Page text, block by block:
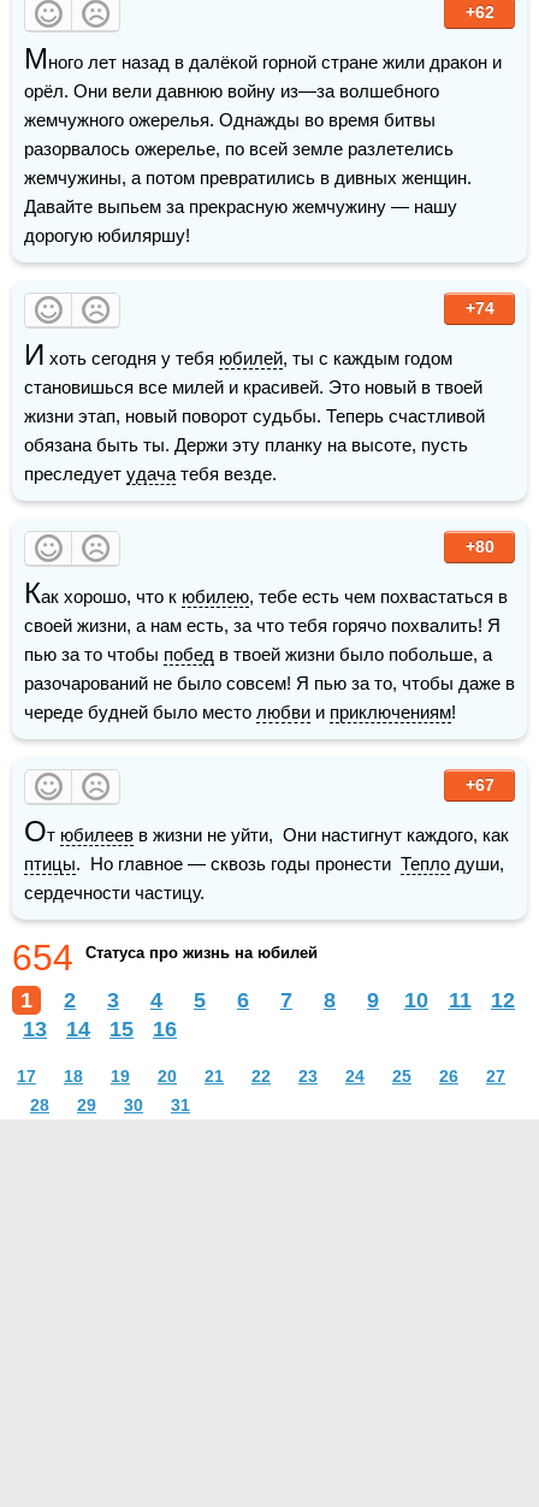
+62
Много лет назад в далёкой горной стране жили дракон и
орёл. Они вели давнюю войну из—за волшебного
жемчужного ожерелья. Однажды во время битвы
разорвалось ожерелье, по всей земле разлетелись
жемчужины, а потом превратились в дивных женщин.
Давайте выпьем за прекрасную жемчужину — нашу
дорогую юбиляршу!
+74
И хоть сегодня у тебя юбилей, ты с каждым годом
становишься все милей и красивей. Это новый в твоей
жизни этап, новый поворот судьбы. Теперь счастливой
обязана быть ты. Держи эту планку на высоте, пусть
преследует удача тебя везде.
+80
Как хорошо, что к юбилею, тебе есть чем похвастаться в
своей жизни, а нам есть, за что тебя горячо похвалить! Я
пью за то чтобы побед в твоей жизни было побольше, а
разочарований не было совсем! Я пью за то, чтобы даже в
череде будней было место любви и приключениям!
+67
От юбилеев
птицы.  Но главное — сквозь годы пронести Тепло души,
сердечности частицу.
654 Статуса про жизнь на юбилей
1 2 3 4 5 6 7 8 9 10 11
12
13
14 15 16
17 18 19 20 21 22 23 24 25 26
27
28
29 30 31